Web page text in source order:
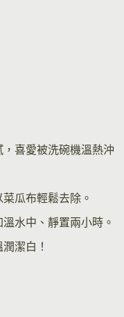
喜愛被洗碗機溫熱沖
瓜布輕鬆去除。
水中、靜置兩小時。
潔白！